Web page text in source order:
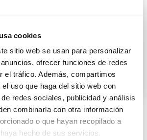
cookies
sitio web se usan para personalizar
ofrecer funciones de redes
el tráfico. Además, compartimos
uso que haga del sitio web con
redes sociales, publicidad y análisis
combinarla con otra información
o que hayan recopilado a
hecho de sus servicios.
bonito del norte en
y verduras a la